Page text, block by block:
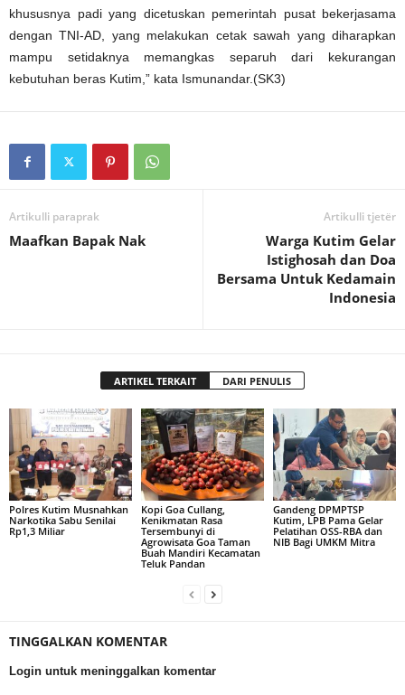
khususnya padi yang dicetuskan pemerintah pusat bekerjasama
dengan TNI-AD, yang melakukan cetak sawah yang diharapkan
mampu setidaknya memangkas separuh dari kekurangan
kebutuhan beras Kutim,” kata Ismunandar.(SK3)
Artikulli paraprak
Maafkan Bapak Nak
Artikulli tjetër
Warga Kutim Gelar
Istighosah dan Doa
Bersama Untuk Kedamain
Indonesia
ARTIKEL TERKAIT DARI PENULIS
Polres Kutim Musnahkan
Narkotika Sabu Senilai
Rp1,3 Miliar
Kopi Goa Cullang,
Kenikmatan Rasa
Tersembunyi di
Agrowisata Goa Taman
Buah Mandiri Kecamatan
Teluk Pandan
Gandeng DPMPTSP
Kutim, LPB Pama Gelar
Pelatihan OSS-RBA dan
NIB Bagi UMKM Mitra
TINGGALKAN KOMENTAR
Login untuk meninggalkan komentar